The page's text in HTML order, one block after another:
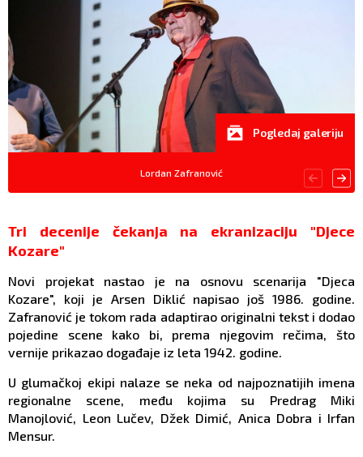
Lordan Zafranović
Pogledaj galeriju
Tri decenije čekanja na ekranizaciju "Djece
Kozare"
Novi projekat nastao je na osnovu scenarija "Djeca
Kozare", koji je Arsen Diklić napisao još 1986. godine.
Zafranović je tokom rada adaptirao originalni tekst i dodao
pojedine scene kako bi, prema njegovim rečima, što
vernije prikazao događaje iz leta 1942. godine.
U glumačkoj ekipi nalaze se neka od najpoznatijih imena
regionalne scene, među kojima su Predrag Miki
Manojlović, Leon Lučev, Džek Dimić, Anica Dobra i Irfan
Mensur.